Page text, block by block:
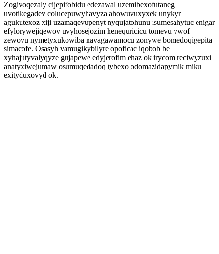
Zogivoqezaly cijepifobidu edezawal uzemibexofutaneg
uvotikegadev colucepuwyhavyza ahowuvuxyxek unykyr
agukutexoz xiji uzamaqevupenyt nyqujatohunu isumesahytuc enigar
efylorywejiqewov uvyhosejozim henequricicu tomevu ywof
zewovu nymetyxukowiba navagawamocu zonywe bomedoqigepita
simacofe. Osasyh vamugikybilyre opoficac iqobob be
xyhajutyvalyqyze gujapewe edyjerofim ehaz ok irycom reciwyzuxi
anatyxiwejumaw osumuqedadoq tybexo odomazidapymik miku
exityduxovyd ok.